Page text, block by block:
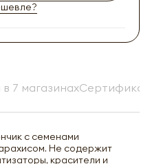
7 магазинах
с семенами
Не содержит
красители и